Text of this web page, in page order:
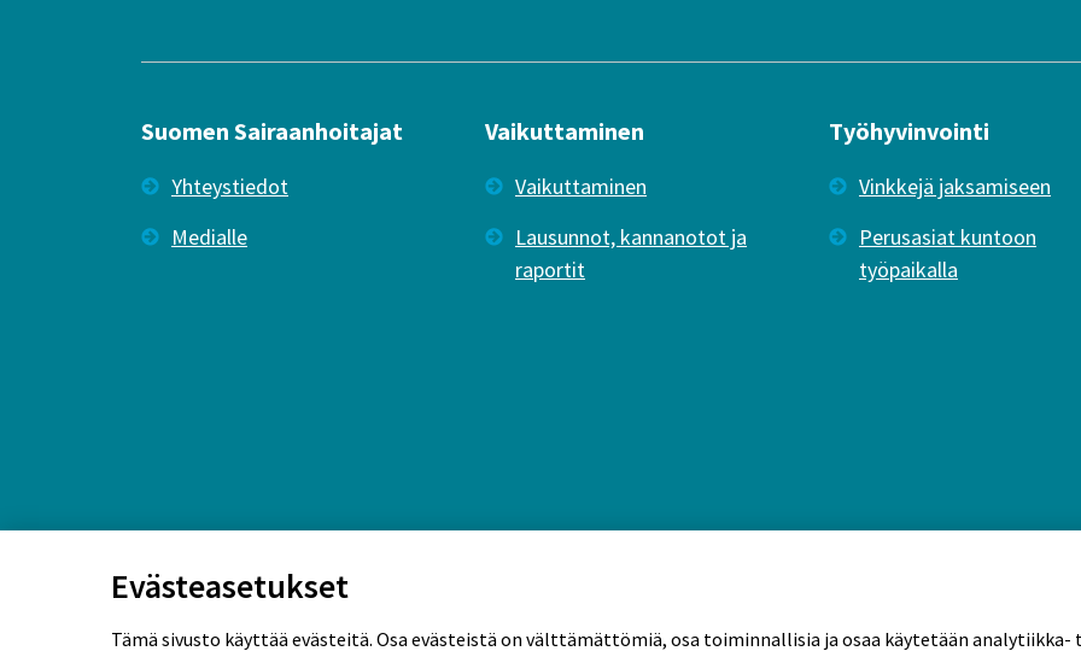
Suomen Sairaanhoitajat
Yhteystiedot
Medialle
Vaikuttaminen
Vaikuttaminen
Lausunnot, kannanotot ja
raportit
Työhyvinvointi
Vinkkejä jaksamiseen
Perusasiat kuntoon
työpaikalla
Evästeasetukset
Tämä sivusto käyttää evästeitä. Osa evästeistä on välttämättömiä, osa toiminnallisia ja osaa käytetään